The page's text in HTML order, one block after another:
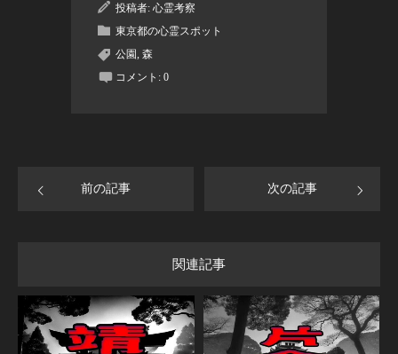
投稿者: 心霊考察
東京都の心霊スポット
公園 森
コメント: 0
前の記事 次の記事
関連記事